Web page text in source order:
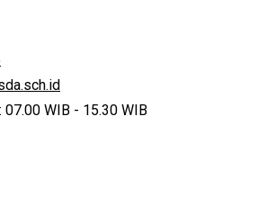
07.00 WIB - 15.30 WIB